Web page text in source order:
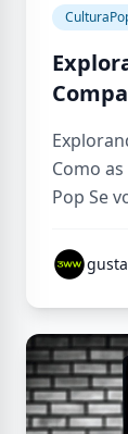
Como
Pop Se